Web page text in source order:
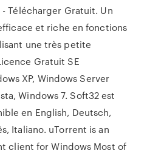
Télécharger Gratuit. Un
et riche en fonctions
une très petite
Gratuit SE
XP, Windows Server
Windows 7. Soft32 est
en English, Deutsch,
Italiano. uTorrent is an
client for Windows Most of